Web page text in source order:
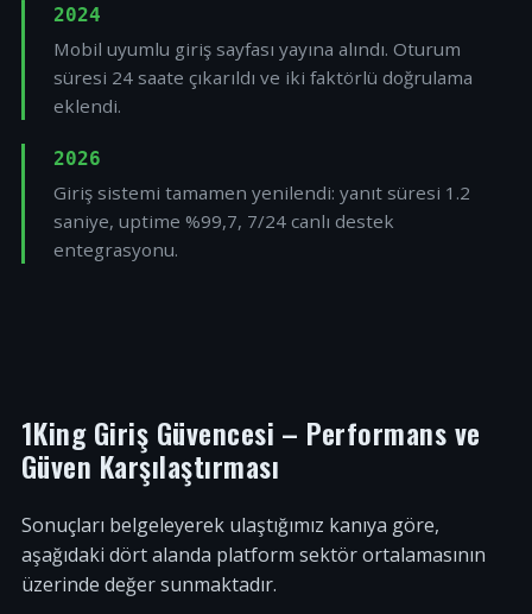
2024
Mobil uyumlu giriş sayfası yayına alındı. Oturum
süresi 24 saate çıkarıldı ve iki faktörlü doğrulama
eklendi.
2026
Giriş sistemi tamamen yenilendi: yanıt süresi 1.2
saniye, uptime %99,7, 7/24 canlı destek
entegrasyonu.
1King Giriş Güvencesi – Performans ve
Güven Karşılaştırması
Sonuçları belgeleyerek ulaştığımız kanıya göre,
aşağıdaki dört alanda platform sektör ortalamasının
üzerinde değer sunmaktadır.